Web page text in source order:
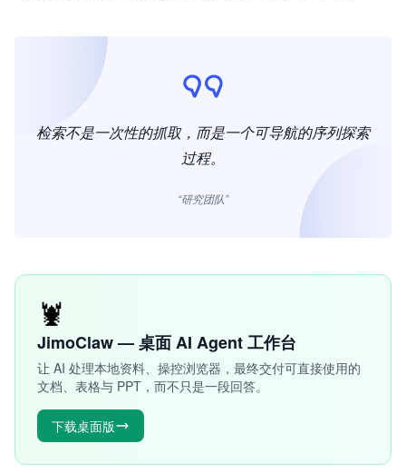
检索不是一次性的抓取，而是一个可导航的序列探索
过程。
“研究团队”
🦞
JimoClaw — 桌面 AI Agent 工作台
让 AI 处理本地资料、操控浏览器，最终交付可直接使用的
文档、表格与 PPT，而不只是一段回答。
下载桌面版